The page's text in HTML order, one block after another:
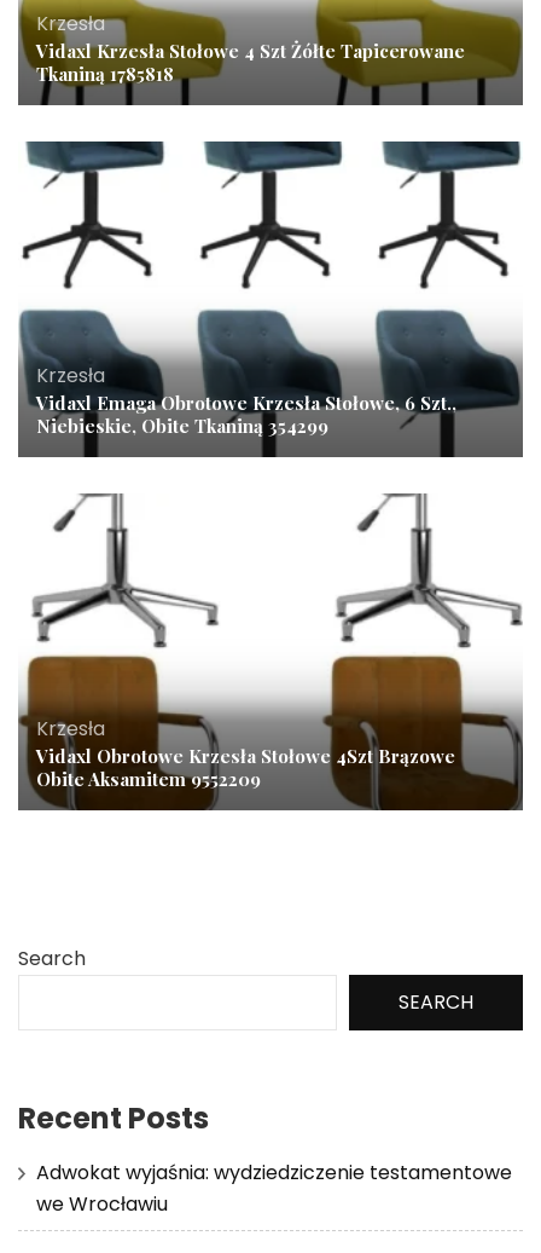
Krzesła
Vidaxl Krzesła Stołowe 4 Szt Żółte Tapicerowane
Tkaniną 1785818
Krzesła
Vidaxl Emaga Obrotowe Krzesła Stołowe, 6 Szt.,
Niebieskie, Obite Tkaniną 354299
Krzesła
Vidaxl Obrotowe Krzesła Stołowe 4Szt Brązowe
Obite Aksamitem 9552209
Search
SEARCH
Recent Posts
Adwokat wyjaśnia: wydziedziczenie testamentowe
we Wrocławiu